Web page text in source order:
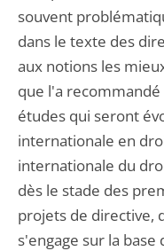
souvent
dans le texte des
aux notions les
que l'a recommandé
études qui seront
internationale en
internationale du
dès le stade des
projets de directive,
s'engage sur la